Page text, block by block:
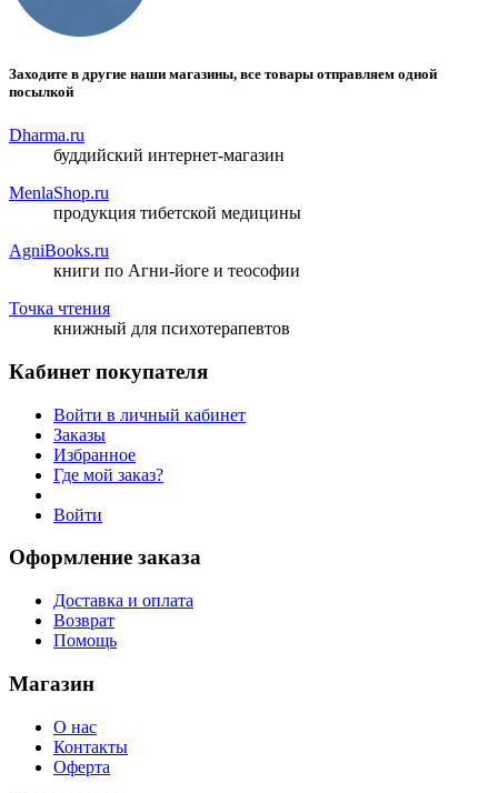
Заходите в другие наши магазины, все товары отправляем одной
посылкой
Dharma.ru
буддийский интернет-магазин
MenlaShop.ru
продукция тибетской медицины
AgniBooks.ru
книги по Агни-йоге и теософии
Точка чтения
книжный для психотерапевтов
Кабинет покупателя
Войти в личный кабинет
Заказы
Избранное
Где мой заказ?
Войти
Оформление заказа
Доставка и оплата
Возврат
Помощь
Магазин
О нас
Контакты
Оферта